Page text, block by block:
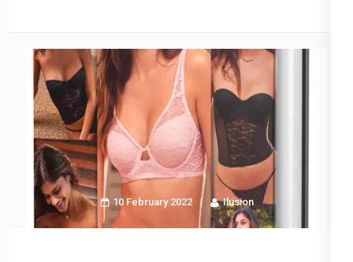
10 February 2022 Ilusion